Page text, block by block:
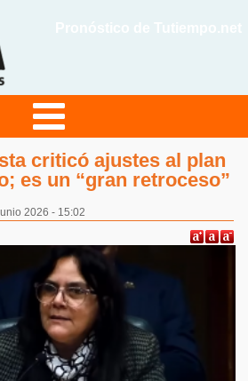
criticó ajustes al plan
es un “gran retroceso”
2026 - 15:02